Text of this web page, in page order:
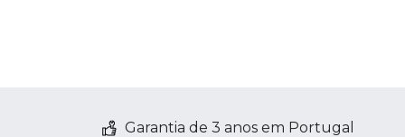
Garantia de 3 anos em Portugal